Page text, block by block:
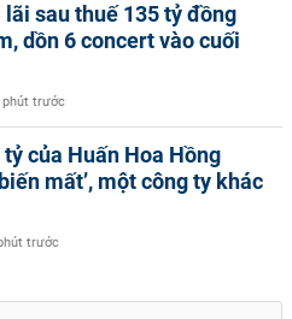
lãi sau thuế 135 tỷ đồng
dồn 6 concert vào cuối
phút trước
của Huấn Hoa Hồng
mất’, một công ty khác
trước